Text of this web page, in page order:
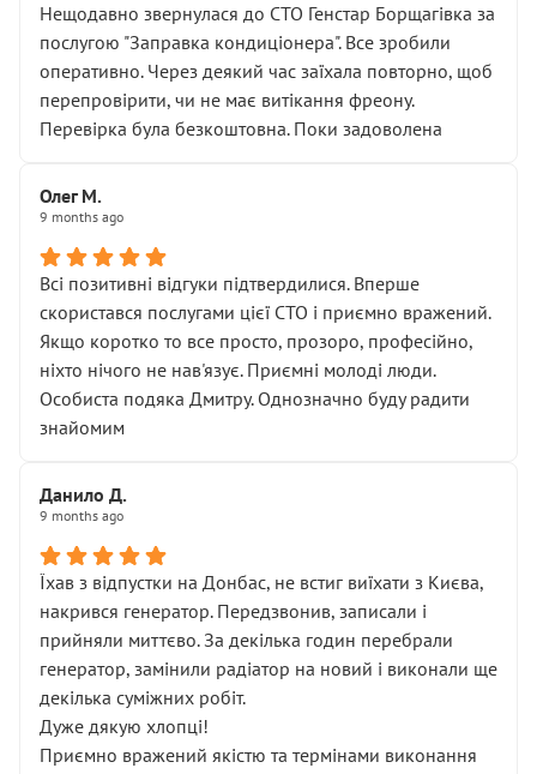
Нещодавно звернулася до СТО Генстар Борщагівка за
послугою "Заправка кондиціонера". Все зробили
оперативно. Через деякий час заїхала повторно, щоб
перепровірити, чи не має витікання фреону.
Перевірка була безкоштовна. Поки задоволена
Олег М.
9 months ago
Всі позитивні відгуки підтвердилися. Вперше
скористався послугами цієї СТО і приємно вражений.
Якщо коротко то все просто, прозоро, професійно,
ніхто нічого не нав'язує. Приємні молоді люди.
Особиста подяка Дмитру. Однозначно буду радити
знайомим
Данило Д.
9 months ago
Їхав з відпустки на Донбас, не встиг виїхати з Києва,
накрився генератор. Передзвонив, записали і
прийняли миттєво. За декілька годин перебрали
генератор, замінили радіатор на новий і виконали ще
декілька суміжних робіт.
Дуже дякую хлопці!
Приємно вражений якістю та термінами виконання